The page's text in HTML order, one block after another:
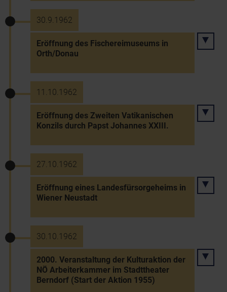
30.9.1962
Eröffnung des Fischereimuseums in
Orth/Donau
11.10.1962
Eröffnung des Zweiten Vatikanischen
Konzils durch Papst Johannes XXIII.
27.10.1962
Eröffnung eines Landesfürsorgeheims in
Wiener Neustadt
30.10.1962
2000. Veranstaltung der Kulturaktion der
NÖ Arbeiterkammer im Stadttheater
Berndorf (Start der Aktion 1955)